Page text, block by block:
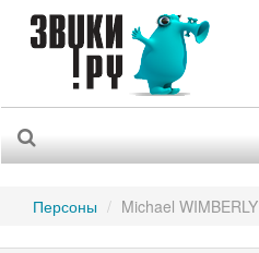
Персоны Michael WIMBERLY